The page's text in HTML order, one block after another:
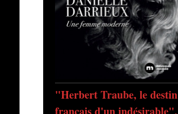
"Herbert Traube, le destin